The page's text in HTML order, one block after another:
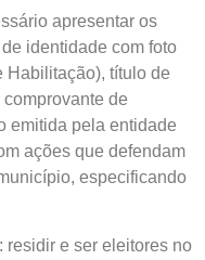
apresentar os
identidade com foto
Habilitação), título de
de
emitida pela entidade
ações que defendam
especificando
residir e ser eleitores no